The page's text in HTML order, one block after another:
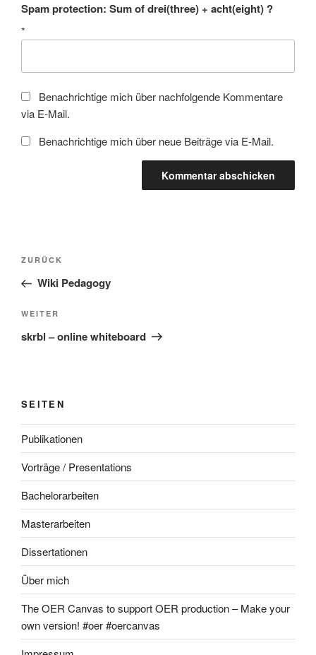
Spam protection: Sum of drei(three) + acht(eight) ?
*
Benachrichtige mich über nachfolgende Kommentare
via E-Mail.
Benachrichtige mich über neue Beiträge via E-Mail.
Beitragsnavigation
Vorheriger
Beitrag
ZURÜCK
Wiki Pedagogy
Nächster
Beitrag
WEITER
skrbl – online whiteboard
SEITEN
Publikationen
Vorträge / Presentations
Bachelorarbeiten
Masterarbeiten
Dissertationen
Über mich
The OER Canvas to support OER production – Make your
own version! #oer #oercanvas